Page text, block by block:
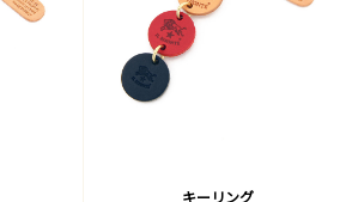
キーリング